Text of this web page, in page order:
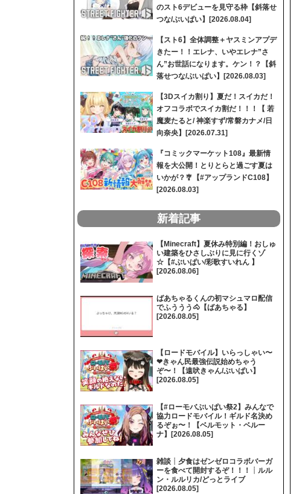
のスト6デビューを見守る枠【斜落せ
つな/ぶいぱい】[2026.08.04]
【スト6】全体調整＋ヤスミンアプデ
きたー！！エレナ、いやエレナ”さ
ん”お世話になります。ケン！？【斜
落せつな/ぶいぱい】[2026.08.03]
【3Dスイカ割り】夏だ！スイカだ！
オフコラボでスイカ割だ！！！【 若
魔麦たると/ 神楽すず/常磐カナメ/日
向奈央】[2026.07.31]
『コミックマーケット108』最新情
報を大公開！とりとらと過ごす夏は
いかが？🎐【#アップランドC108】
[2026.08.03]
新着記事
【Minecraft】夏休み特別編！おしゅ
い建築をひさしぶりに見に行くゾ
☆【#ぶいぱい/彩歌すいれん 】
[2026.08.06]
ばあちゃるくんの初マシュマロ配信
でふううう🐴【ばあちゃる】
[2026.08.05]
【ロードモバイル】いらっしゃい〜
❤きゃん民最強伝説始めちゃう
ぞ〜！【遠吠きゃん/ぶいぱい】
[2026.08.05]
【#ローモバぶいぱい祭2】みんなで
協力ロードモバイル！ギルド名決め
るぞぉ〜！【ベルモット・ベルー
ナ】[2026.08.05]
雑談┊夕食はゼンゼロコラボバーガ
ーを食べて開封するぞ！！！┊ルル
ン・ルルリカ/どっとライブ
[2026.08.05]